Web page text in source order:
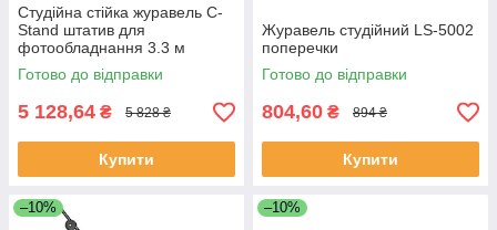
Студійна стійка журавель C-
Stand штатив для
фотообладнання 3.3 м
Готово до відправки
5 128,64 ₴ 5 828 ₴
Купити
Журавель студійний LS-5002
поперечки
Готово до відправки
804,60 ₴ 894 ₴
Купити
–10% –10%